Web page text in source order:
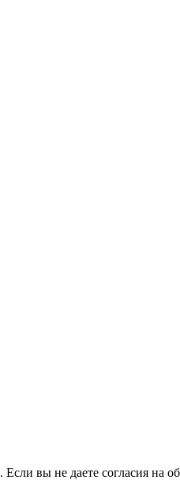
. Если вы не даете согласия на